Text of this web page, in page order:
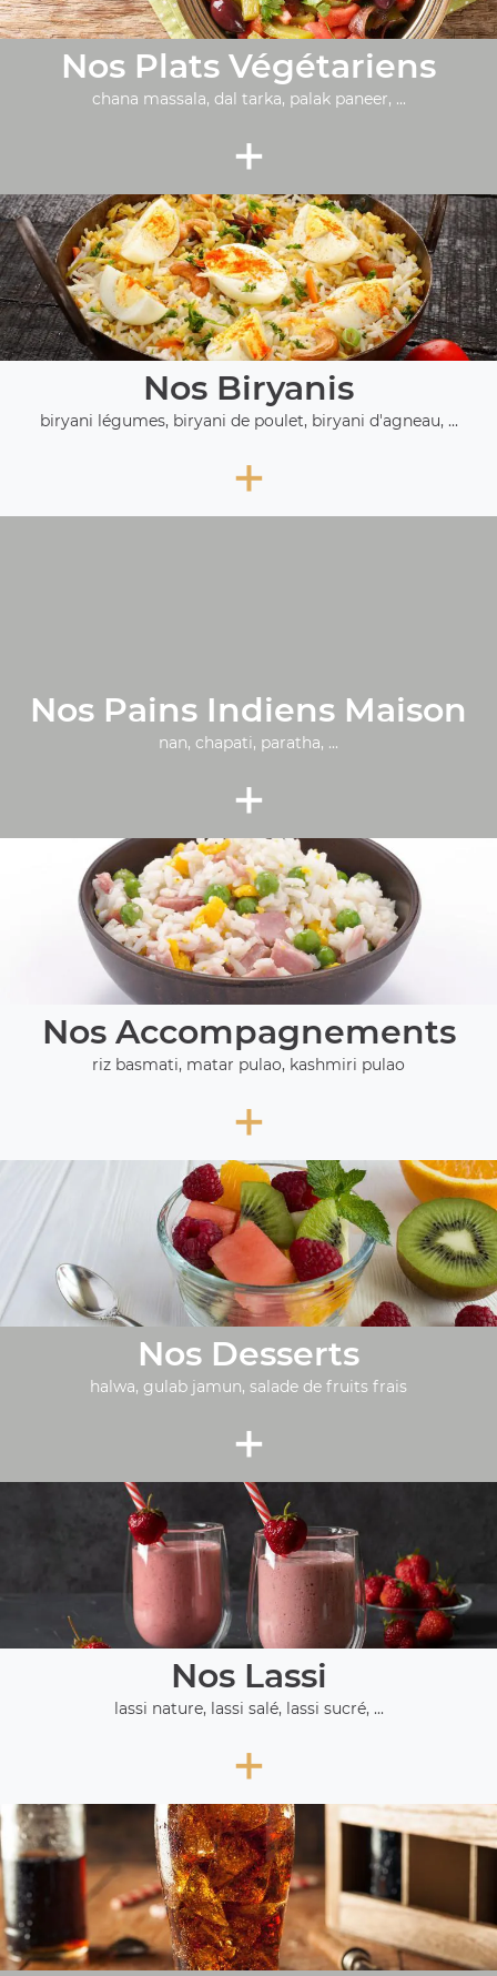
Nos Plats Végétariens
chana massala, dal tarka, palak paneer, ...
+
Nos Biryanis
biryani légumes, biryani de poulet, biryani d'agneau, ...
+
Nos Pains Indiens Maison
nan, chapati, paratha, ...
+
Nos Accompagnements
riz basmati, matar pulao, kashmiri pulao
+
Nos Desserts
halwa, gulab jamun, salade de fruits frais
+
Nos Lassi
lassi nature, lassi salé, lassi sucré, ...
+